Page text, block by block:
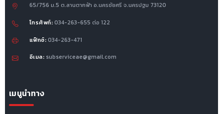
65/756 ม.5 ต.ลานตากฟ้า อ.นครชัยศรี จ.นครปฐม 73120
โทรศัพท์: 034-263-655 ต่อ 122
แฟ็กซ์: 034-263-471
อีเมล: subserviceae@gmail.com
เมนูนำทาง